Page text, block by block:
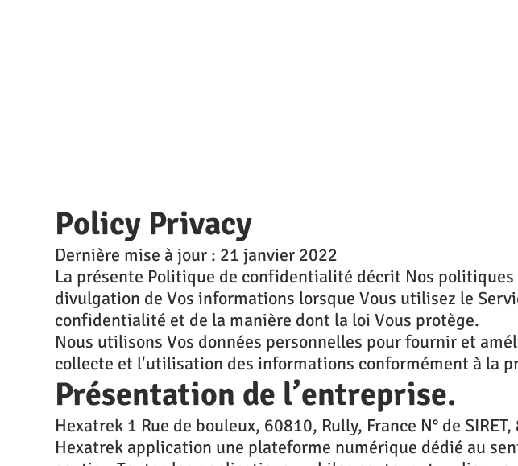
Policy Privacy
Dernière mise à jour : 21 janvier 2022
La présente Politique de confidentialité décrit Nos
divulgation de Vos informations lorsque Vous utilisez le
confidentialité et de la manière dont la loi Vous protège.
Nous utilisons Vos données personnelles pour fournir et
collecte et l'utilisation des informations conformément à la
Présentation de l’entreprise.
Hexatrek 1 Rue de bouleux, 60810, Rully, France N° de
Hexatrek application une plateforme numérique dédié au